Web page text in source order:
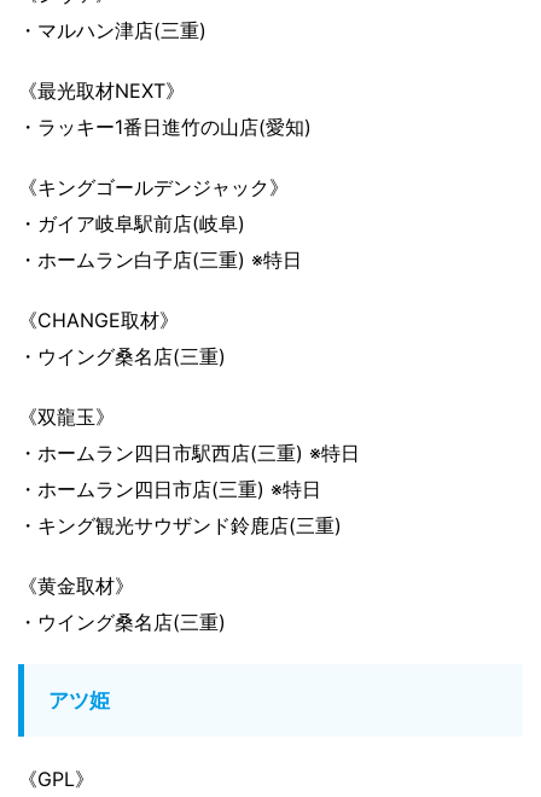
・マルハン津店(三重)
《最光取材NEXT》
・ラッキー1番日進竹の山店(愛知)
《キングゴールデンジャック》
・ガイア岐阜駅前店(岐阜)
・ホームラン白子店(三重) ※特日
《CHANGE取材》
・ウイング桑名店(三重)
《双龍玉》
・ホームラン四日市駅西店(三重) ※特日
・ホームラン四日市店(三重) ※特日
・キング観光サウザンド鈴鹿店(三重)
《黄金取材》
・ウイング桑名店(三重)
アツ姫
《GPL》